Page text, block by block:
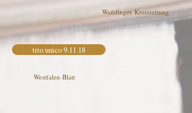
Waiblinger Kreiszeitung
trio unico 9.11.18
Westfalen-Blatt